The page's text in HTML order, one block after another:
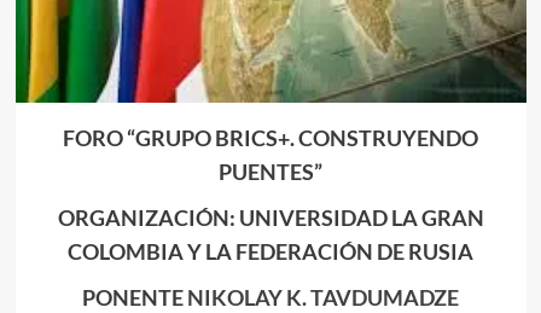
FORO “GRUPO BRICS+. CONSTRUYENDO
PUENTES”
ORGANIZACIÓN: UNIVERSIDAD LA GRAN
COLOMBIA Y LA FEDERACIÓN DE RUSIA
PONENTENIKOLAY K. TAVDUMADZE